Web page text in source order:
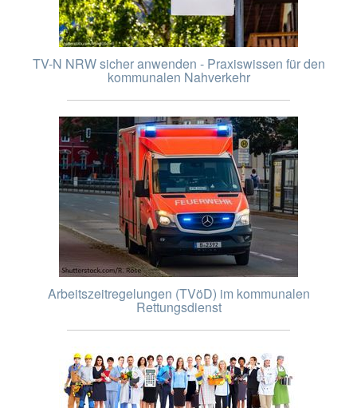
TV-N NRW sicher anwenden - Praxiswissen für den
kommunalen Nahverkehr
Arbeitszeitregelungen (TVöD) im kommunalen
Rettungsdienst